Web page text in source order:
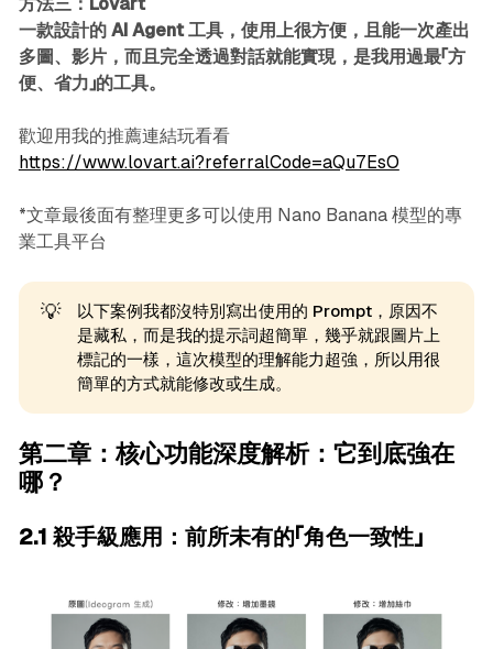
一款設計的 AI Agent 工具，使用上很方便，且能一次產出
多圖、影片，而且完全透過對話就能實現，是我用過最「方
便、省力」的工具。
歡迎用我的推薦連結玩看看
https://www.lovart.ai?referralCode=aQu7EsO
*文章最後面有整理更多可以使用 Nano Banana 模型的專
業工具平台
💡
以下案例我都沒特別寫出使用的 Prompt，原因不
是藏私，而是我的提示詞超簡單，幾乎就跟圖片上
標記的一樣，這次模型的理解能力超強，所以用很
簡單的方式就能修改或生成。
第二章：核心功能深度解析：它到底強在
哪？
2.1 殺手級應用：前所未有的「角色一致性」